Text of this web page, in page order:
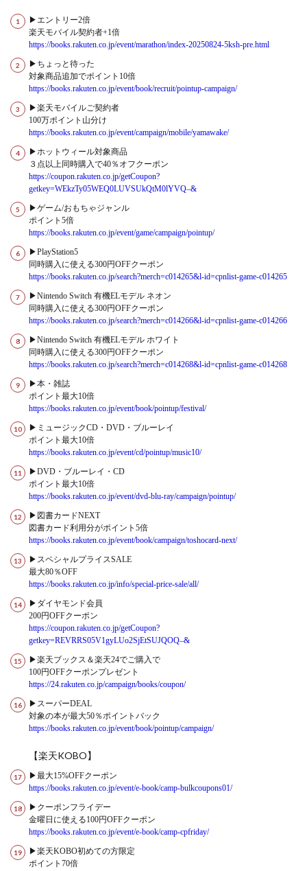
▶エントリー2倍
楽天モバイル契約者+1倍
https://books.rakuten.co.jp/event/marathon/index-20250824-5ksh-pre.html
▶ちょっと待った
対象商品追加でポイント10倍
https://books.rakuten.co.jp/event/book/recruit/pointup-campaign/
▶楽天モバイルご契約者
100万ポイント山分け
https://books.rakuten.co.jp/event/campaign/mobile/yamawake/
▶ホットウィール対象商品
３点以上同時購入で40％オフクーポン
https://coupon.rakuten.co.jp/getCoupon?
getkey=WEkzTy05WEQ0LUVSUkQtM0lYVQ–&
▶ゲーム/おもちゃジャンル
ポイント5倍
https://books.rakuten.co.jp/event/game/campaign/pointup/
▶PlayStation5
同時購入に使える300円OFFクーポン
https://books.rakuten.co.jp/search?merch=c014265&l-id=cpnlist-game-c014265
▶Nintendo Switch 有機ELモデル ネオン
同時購入に使える300円OFFクーポン
https://books.rakuten.co.jp/search?merch=c014266&l-id=cpnlist-game-c014266
▶Nintendo Switch 有機ELモデル ホワイト
同時購入に使える300円OFFクーポン
https://books.rakuten.co.jp/search?merch=c014268&l-id=cpnlist-game-c014268
▶本・雑誌
ポイント最大10倍
https://books.rakuten.co.jp/event/book/pointup/festival/
▶ミュージックCD・DVD・ブルーレイ
ポイント最大10倍
https://books.rakuten.co.jp/event/cd/pointup/music10/
▶DVD・ブルーレイ・CD
ポイント最大10倍
https://books.rakuten.co.jp/event/dvd-blu-ray/campaign/pointup/
▶図書カードNEXT
図書カード利用分がポイント5倍
https://books.rakuten.co.jp/event/book/campaign/toshocard-next/
▶スペシャルプライスSALE
最大80％OFF
https://books.rakuten.co.jp/info/special-price-sale/all/
▶ダイヤモンド会員
200円OFFクーポン
https://coupon.rakuten.co.jp/getCoupon?
getkey=REVRRS05V1gyLUo2SjEtSUJQOQ–&
▶楽天ブックス＆楽天24でご購入で
100円OFFクーポンプレゼント
https://24.rakuten.co.jp/campaign/books/coupon/
▶スーパーDEAL
対象の本が最大50％ポイントバック
https://books.rakuten.co.jp/event/book/pointup/campaign/
【楽天KOBO】
▶最大15%OFFクーポン
https://books.rakuten.co.jp/event/e-book/camp-bulkcoupons01/
▶クーポンフライデー
金曜日に使える100円OFFクーポン
https://books.rakuten.co.jp/event/e-book/camp-cpfriday/
▶楽天KOBO初めての方限定
ポイント70倍